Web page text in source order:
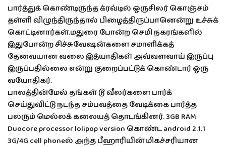
பார்த்துக் கொண்டிருந்த க்ரவ்டில் ஒருசிலர் கொஞ்சம்
தள்ளி விழுந்திருந்தால் பிழைத்திருப்பானென்று உச்சுக்
கொட்டினார்கள்.மதுரை போன்ற செமி நகரங்களில்
இதுபோன்ற சிச்சுவேஷன்களை சமாளிக்கத்
தேவையான வலை இத்யாதிகள் அவ்வளவாய் இருப்பு
இருப்பதில்லை என்று குறைப்பட்டுக் கொண்டார் ஒரு
வயோதிகர்.
பாலத்தின்மேல் தங்கள் டூ வீலர்களை பார்க்
செய்துவிட்டு நடந்த சம்பவத்தை வேடிக்கை பார்த்த
பலரும் மெல்லக் கலையத் தொடங்கினர். 3GB RAM
Duocore processor lolipop version கொண்ட android 2.1.1
3G/4G cell phoneல் அந்த பீஹாரியின் மிகச்சரியான